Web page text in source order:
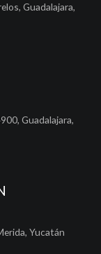
Guadalajara,
Guadalajara,
Yucatán